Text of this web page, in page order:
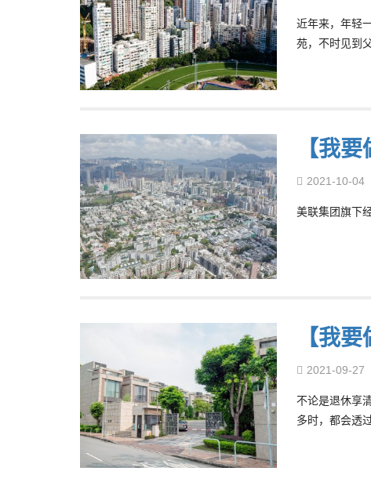
近年来，年轻
苑，不时见到
【我
2021-10-04
美联集团旗下
【我
2021-09-27
不论是退休享
多时，都会透